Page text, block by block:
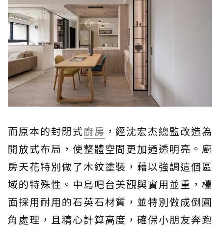
而原本的封閉式廚房 ，經沈宏杰總監改造為
開放式布局，使整體空間更加通透明亮。廚
房天花特別做了木紋塗裝，藉以強調這個區
域的特殊性。中島吧台美觀與實用並重，檯
面採用耐用的石英石材質，並特別做成倒圓
角處理，且精心計算高度，確保小朋友奔跑